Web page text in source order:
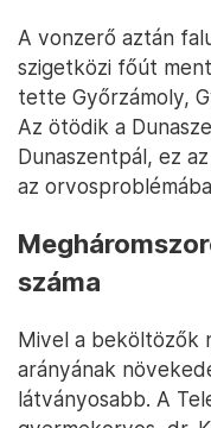
A vonzerő aztán
szigetközi főút
tette Győrzámoly,
Az ötödik a
Dunaszentpál, ez
az
száma
Mivel a beköltözők
arányának
látványosabb. A